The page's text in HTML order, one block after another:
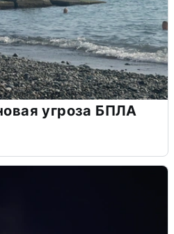
угроза БПЛА